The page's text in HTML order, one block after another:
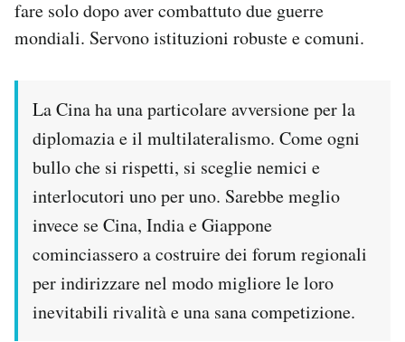
fare solo dopo aver combattuto due guerre
mondiali. Servono istituzioni robuste e comuni.
La Cina ha una particolare avversione per la
diplomazia e il multilateralismo. Come ogni
bullo che si rispetti, si sceglie nemici e
interlocutori uno per uno. Sarebbe meglio
invece se Cina, India e Giappone
cominciassero a costruire dei forum regionali
per indirizzare nel modo migliore le loro
inevitabili rivalità e una sana competizione.